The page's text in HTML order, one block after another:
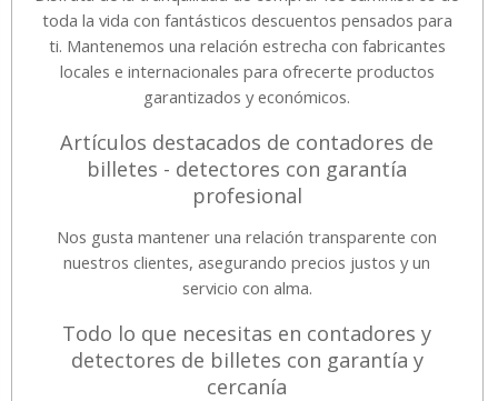
toda la vida con fantásticos descuentos pensados para
ti. Mantenemos una relación estrecha con fabricantes
locales e internacionales para ofrecerte productos
garantizados y económicos.
Artículos destacados de contadores de
billetes - detectores con garantía
profesional
Nos gusta mantener una relación transparente con
nuestros clientes, asegurando precios justos y un
servicio con alma.
Todo lo que necesitas en contadores y
detectores de billetes con garantía y
cercanía